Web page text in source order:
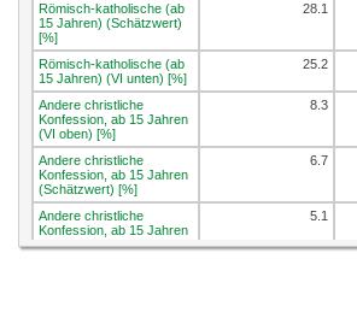
Römisch-katholische (ab
15 Jahren) (Schätzwert)
[%]
28.1
Römisch-katholische (ab
15 Jahren) (VI unten) [%]
25.2
Andere christliche
Konfession, ab 15 Jahren
(VI oben) [%]
8.3
Andere christliche
Konfession, ab 15 Jahren
(Schätzwert) [%]
6.7
Andere christliche
Konfession, ab 15 Jahren
(VI unten) [%]
5.1